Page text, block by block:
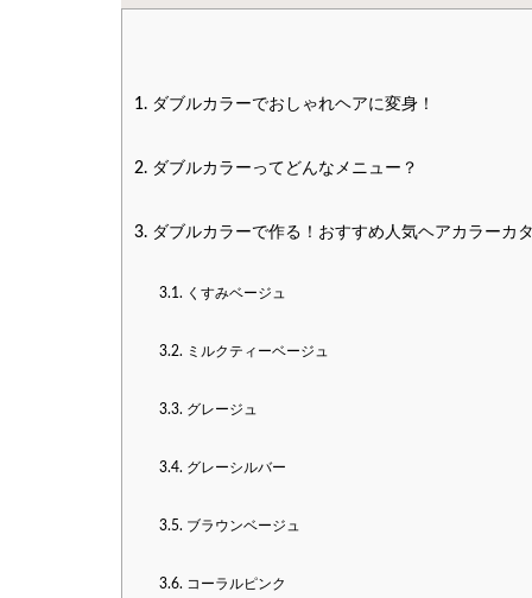
1. ダブルカラーでおしゃれヘアに変身！
2. ダブルカラーってどんなメニュー？
3. ダブルカラーで作る！おすすめ人気ヘアカラーカ
3.1. くすみベージュ
3.2. ミルクティーベージュ
3.3. グレージュ
3.4. グレーシルバー
3.5. ブラウンベージュ
3.6. コーラルピンク